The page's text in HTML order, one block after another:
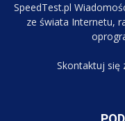
SpeedTest.pl
ze świata Internetu,
Skontaktuj się